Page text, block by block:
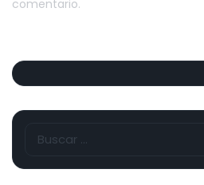
comentario.